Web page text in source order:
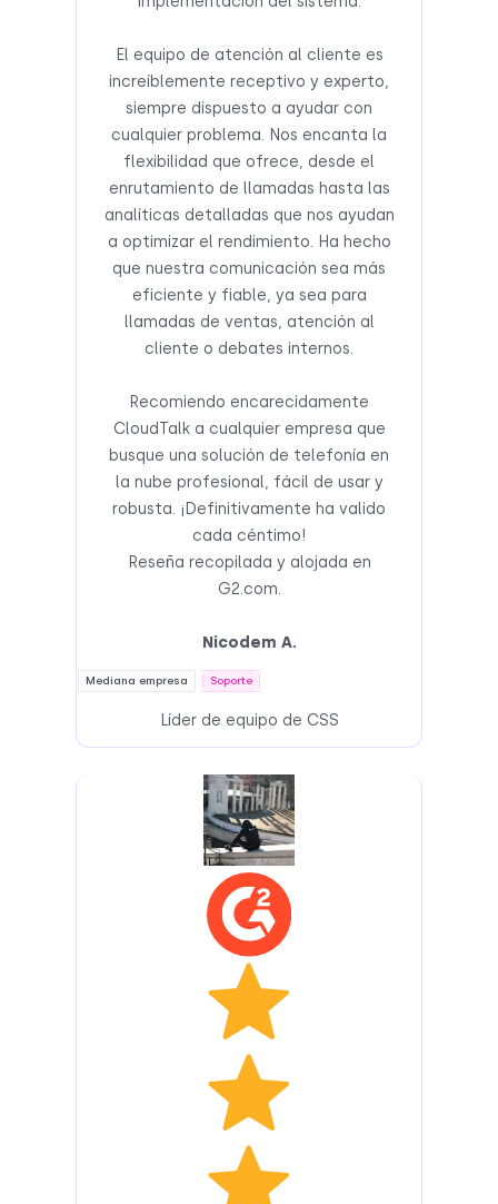
El equipo de atención al cliente es
increíblemente receptivo y experto,
siempre dispuesto a ayudar con
cualquier problema. Nos encanta la
flexibilidad que ofrece, desde el
enrutamiento de llamadas hasta las
analíticas detalladas que nos ayudan
a optimizar el rendimiento. Ha hecho
que nuestra comunicación sea más
eficiente y fiable, ya sea para
llamadas de ventas, atención al
cliente o debates internos.
Recomiendo encarecidamente
CloudTalk a cualquier empresa que
busque una solución de telefonía en
la nube profesional, fácil de usar y
robusta. ¡Definitivamente ha valido
cada céntimo!
Reseña recopilada y alojada en
G2.com.
Nicodem A.
Mediana empresa Soporte
Líder de equipo de CSS